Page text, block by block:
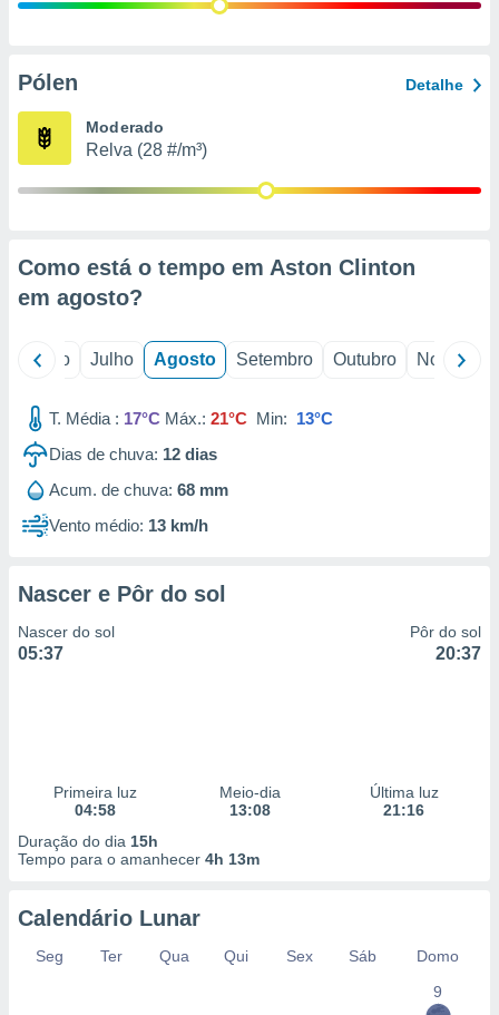
e
de
Pólen Detalhe
Moderado
Relva (28 #/m³)
Como está o tempo em Aston Clinton
em agosto?
Junho Julho Agosto Setembro Outubro Novembro
T. Média : 17°C Máx.: 21°C Min: 13°C
Dias de chuva: 12 dias
Acum. de chuva: 68 mm
Vento médio: 13 km/h
Nascer e Pôr do sol
Nascer do sol
05:37
Pôr do sol
20:37
Primeira luz
04:58
Meio-dia
13:08
Última luz
21:16
Duração do dia 15h
Tempo para o amanhecer 4h 13m
Calendário Lunar
Seg Ter Qua Qui Sex Sáb
Domo
9